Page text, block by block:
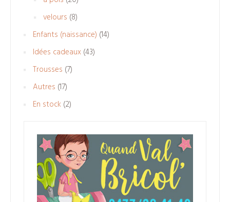
produits
velours 88
produits
Enfants (naissance) 1414
Idées cadeaux 4343
Trousses 77
Autres 1717
produits
En stock 22